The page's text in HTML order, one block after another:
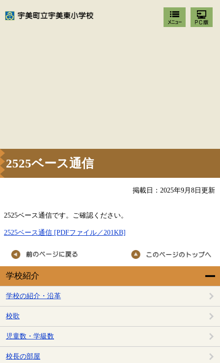
学校紹介
学校の紹介・沿革
校歌
児童数・学級数
校長の部屋
2525ベース通信
掲載日：2025年9月8日更新
2525ベース通信です。ご確認ください。
2525ベース通信 [PDFファイル／201KB]